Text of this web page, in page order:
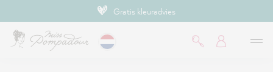
Ruim 450.000 klanten | 4.9/5 sterren